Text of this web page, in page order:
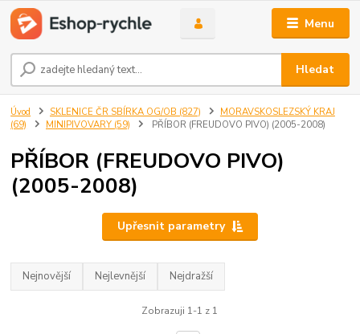
Menu
Hledat
Úvod SKLENICE ČR SBÍRKA OG/OB (827)
MORAVSKOSLEZSKÝ KRAJ
(69)
MINIPIVOVARY (59) PŘÍBOR (FREUDOVO PIVO) (2005-2008)
PŘÍBOR (FREUDOVO PIVO)
(2005-2008)
Upřesnit parametry
Nejnovější Nejlevnější Nejdražší
Zobrazuji 1-1 z 1